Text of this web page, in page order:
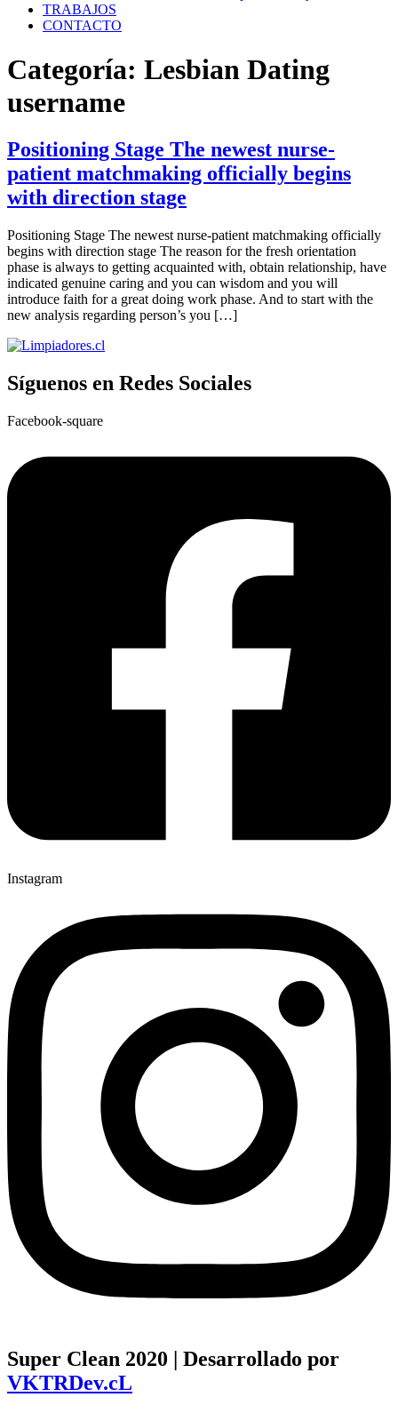
TRABAJOS
CONTACTO
Categoría: Lesbian Dating
username
Positioning Stage The newest nurse-
patient matchmaking officially begins
with direction stage
Positioning Stage The newest nurse-patient matchmaking officially
begins with direction stage The reason for the fresh orientation
phase is always to getting acquainted with, obtain relationship, have
indicated genuine caring and you can wisdom and you will
introduce faith for a great doing work phase. And to start with the
new analysis regarding person’s you […]
Síguenos en Redes Sociales
Facebook-square
Instagram
Super Clean 2020 | Desarrollado por
VKTRDev.cL